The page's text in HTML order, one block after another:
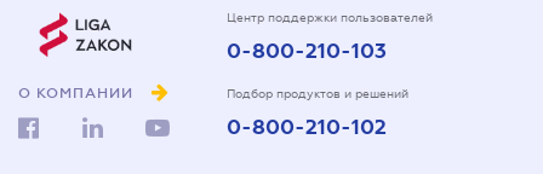
О КОМПАНИИ
Центр поддержки пользователей
0-800-210-103
Подбор продуктов и решений
0-800-210-102